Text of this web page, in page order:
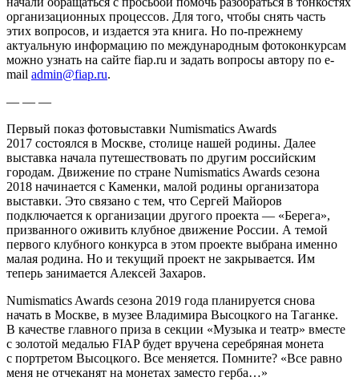
организационных процессов. Для того, чтобы снять часть
этих вопросов, и издается эта книга. Но по-прежнему
актуальную информацию по международным фотоконкурсам
можно узнать на сайте fiap.ru и задать вопросы автору по e-
mail admin@fiap.ru.
— — —
Первый показ фотовыставки Numismatics Awards
2017 состоялся в Москве, столице нашей родины. Далее
выставка начала путешествовать по другим российским
городам. Движение по стране Numismatics Awards сезона
2018 начинается с Каменки, малой родины организатора
выставки. Это связано с тем, что Сергей Майоров
подключается к организации другого проекта — «Берега»,
призванного оживить клубное движение России. А темой
первого клубного конкурса в этом проекте выбрана именно
малая родина. Но и текущий проект не закрывается. Им
теперь занимается Алексей Захаров.
Numismatics Awards сезона 2019 года планируется снова
начать в Москве, в музее Владимира Высоцкого на Таганке.
В качестве главного приза в секции «Музыка и театр» вместе
с золотой медалью FIAP будет вручена серебряная монета
с портретом Высоцкого. Все меняется. Помните? «Все равно
меня не отчеканят на монетах заместо герба…»